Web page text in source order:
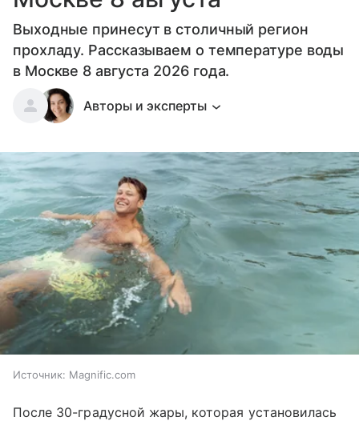
Выходные принесут в столичный регион
прохладу. Рассказываем о температуре воды
в Москве 8 августа 2026 года.
Авторы и эксперты
Источник: Magnific.com
После 30-градусной жары, которая установилась